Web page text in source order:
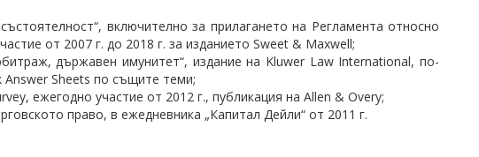
включително за прилагането на Регламента относно
от 2007 г. до 2018 г. за изданието Sweet & Maxwell;
държавен имунитет“, издание на Kluwer Law International, по-
Sheets по същите теми;
ежегодно участие от 2012 г., публикация на Allen & Overy;
право, в ежедневника „Капитал Дейли“ от 2011 г.